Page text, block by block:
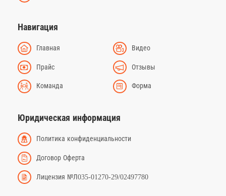
Навигация
Главная Видео
Прайс Отзывы
Команда Форма
Юридическая информация
Политика конфиденциальности
Договор Оферта
Лицензия №Л035-01270-29/02497780